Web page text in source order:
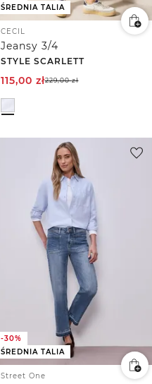
ŚREDNIA TALIA
CECIL
Jeansy 3/4
STYLE SCARLETT
115,00 zł229,00zł
-30%
ŚREDNIA TALIA
Street One